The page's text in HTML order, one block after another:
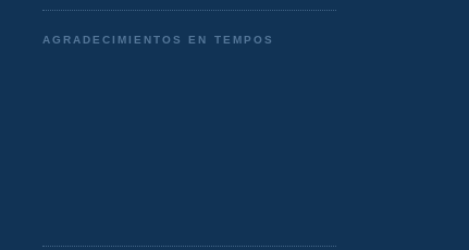
AGRADECIMIENTOS EN TEMPOS